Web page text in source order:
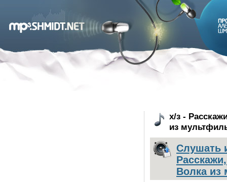
х/з -
из
Слушать
Волка из